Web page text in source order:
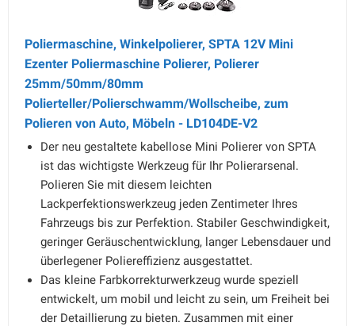
Poliermaschine, Winkelpolierer, SPTA 12V Mini
Ezenter Poliermaschine Polierer, Polierer
25mm/50mm/80mm
Polierteller/Polierschwamm/Wollscheibe, zum
Polieren von Auto, Möbeln - LD104DE-V2
Der neu gestaltete kabellose Mini Polierer von SPTA
ist das wichtigste Werkzeug für Ihr Polierarsenal.
Polieren Sie mit diesem leichten
Lackperfektionswerkzeug jeden Zentimeter Ihres
Fahrzeugs bis zur Perfektion. Stabiler Geschwindigkeit,
geringer Geräuschentwicklung, langer Lebensdauer und
überlegener Poliereffizienz ausgestattet.
Das kleine Farbkorrekturwerkzeug wurde speziell
entwickelt, um mobil und leicht zu sein, um Freiheit bei
der Detaillierung zu bieten. Zusammen mit einer